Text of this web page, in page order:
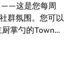
——这是您每周
群氛围。您可以
厨掌勺的Town
呈现快闪表演、